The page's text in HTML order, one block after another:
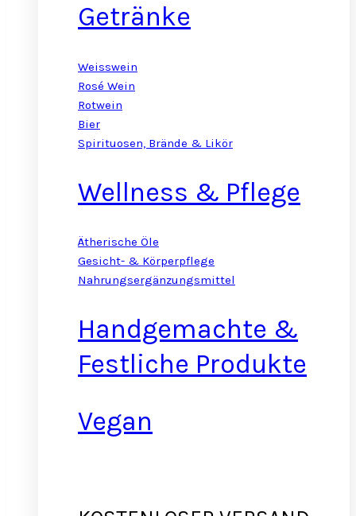
Getränke
Weisswein
Rosé Wein
Rotwein
Bier
Spirituosen, Brände & Likör
Wellness & Pflege
Ätherische Öle
Gesicht- & Körperpflege
Nahrungsergänzungsmittel
Handgemachte &
Festliche Produkte
Vegan